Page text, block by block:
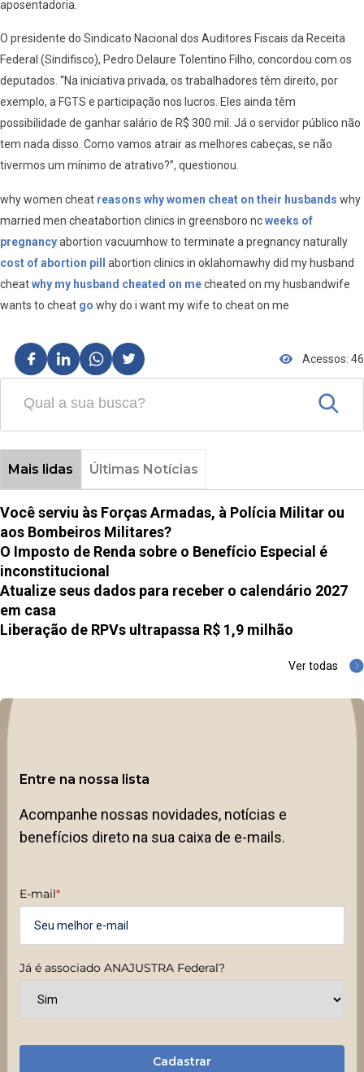
aposentadoria.
O presidente do Sindicato Nacional dos Auditores Fiscais da Receita
Federal (Sindifisco), Pedro Delaure Tolentino Filho, concordou com os
deputados. “Na iniciativa privada, os trabalhadores têm direito, por
exemplo, a FGTS e participação nos lucros. Eles ainda têm
possibilidade de ganhar salário de R$ 300 mil. Já o servidor público não
tem nada disso. Como vamos atrair as melhores cabeças, se não
tivermos um mínimo de atrativo?”, questionou.
why women cheat reasons why women cheat on their husbands why
married men cheatabortion clinics in greensboro ncweeks of
pregnancyabortion vacuumhow to terminate a pregnancy naturally
cost of abortion pill
abortion clinics in oklahomawhy did my husband
cheatwhy my husband cheated on mecheated on my husbandwife
wants to cheat go why do i want my wife to cheat on me
Acessos: 46
Mais lidas Últimas Notícias
Você serviu às Forças Armadas, à Polícia Militar ou
aos Bombeiros Militares?
O Imposto de Renda sobre o Benefício Especial é
inconstitucional
Atualize seus dados para receber o calendário 2027
em casa
Liberação de RPVs ultrapassa R$ 1,9 milhão
Ver todas
Entre na nossa lista
Acompanhe nossas novidades, notícias e
benefícios direto na sua caixa de e-mails.
E-mail*
Já é associado ANAJUSTRA Federal?
Cadastrar